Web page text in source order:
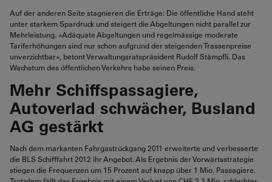
Auf der anderen Seite stagnieren die Erträge: Die öffentliche Hand steht
unter starkem Spardruck und steigert die Abgeltungen nicht parallel zur
Mehrleistung. «Adäquate Abgeltungen und regelmässige moderate
Tariferhöhungen sind nur schon aufgrund der steigenden Trassenpreise
unverzichtbar», betont Verwaltungsratspräsident Rudolf Stämpfli. Das
Wachstum des öffentlichen Verkehrs habe seinen Preis.
Mehr Schiffspassagiere,
Autoverlad schwächer, Busland
AG gestärkt
Nach dem markanten Fahrgastrückgang 2011 erweiterte und verbesserte
die BLS Schifffahrt 2012 ihr Angebot. Als Ergebnis der Vorwärtsstrategie
stiegen die Frequenzen um 15 Prozent auf knapp über 1 Mio. Passagiere.